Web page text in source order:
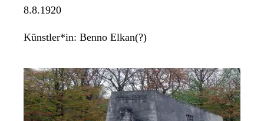
8.8.1920
Künstler*in: Benno Elkan(?)